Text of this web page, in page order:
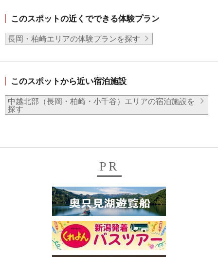
このスポットの近くでできる体験プラン
長岡・柏崎エリアの体験プランを探す
このスポットから近い宿泊施設
中越北部（長岡・柏崎・小千谷）エリアの宿泊施設を
探す
PR